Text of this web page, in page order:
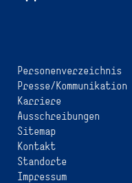
Personenverzeichnis
Presse/Kommunikation
Karriere
Ausschreibungen
Sitemap
Kontakt
Standorte
Impressum